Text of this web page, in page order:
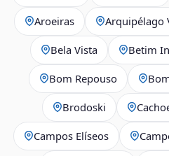
Aroeiras Arquipélago
Bela Vista Betim
Bom Repouso
Brodoski
Campos Elíseos